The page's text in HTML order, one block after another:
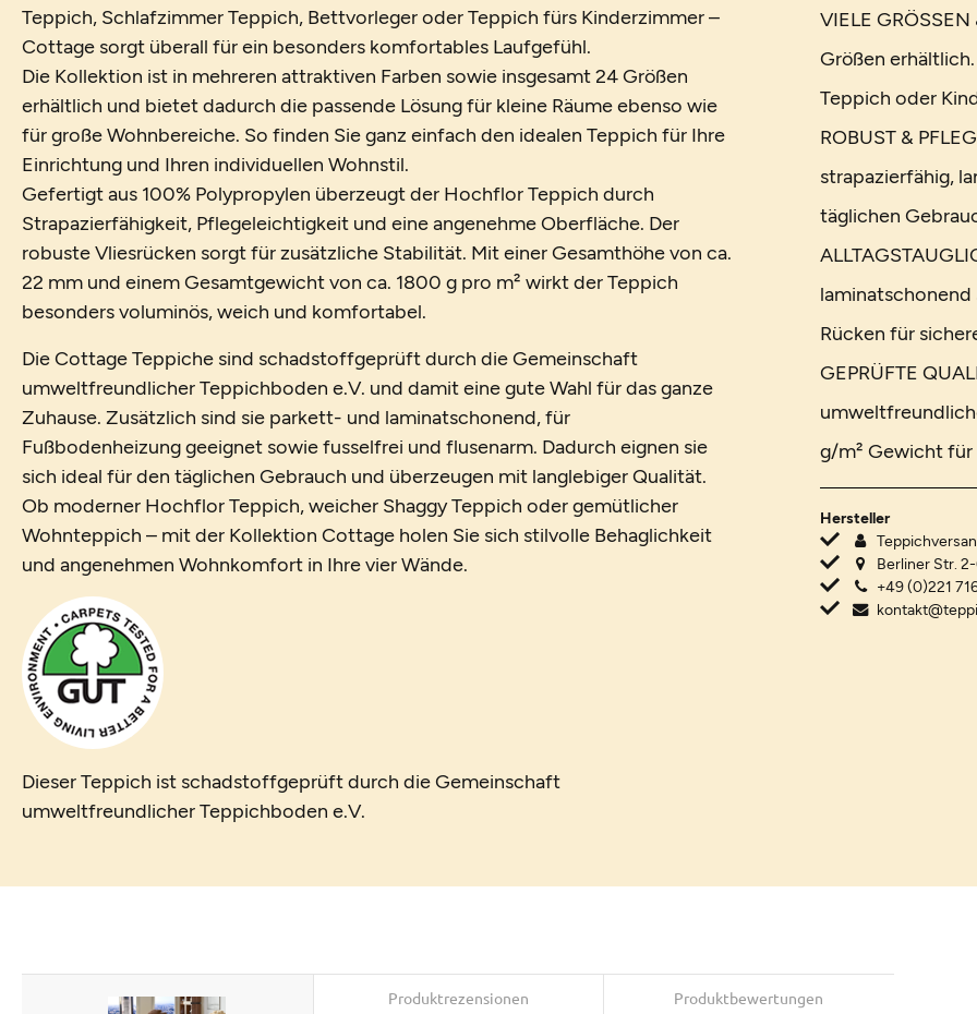
Teppich, Schlafzimmer Teppich, Bettvorleger oder Teppich fürs Kinderzimmer –
Cottage sorgt überall für ein besonders komfortables Laufgefühl.
Die Kollektion ist in mehreren attraktiven Farben sowie insgesamt 24 Größen
erhältlich und bietet dadurch die passende Lösung für kleine Räume ebenso wie
für große Wohnbereiche. So finden Sie ganz einfach den idealen Teppich für Ihre
Einrichtung und Ihren individuellen Wohnstil.
Gefertigt aus 100% Polypropylen überzeugt der Hochflor Teppich durch
Strapazierfähigkeit, Pflegeleichtigkeit und eine angenehme Oberfläche. Der
robuste Vliesrücken sorgt für zusätzliche Stabilität. Mit einer Gesamthöhe von ca.
22 mm und einem Gesamtgewicht von ca. 1800 g pro m² wirkt der Teppich
besonders voluminös, weich und komfortabel.
Die Cottage Teppiche sind schadstoffgeprüft durch die Gemeinschaft
umweltfreundlicher Teppichboden e.V. und damit eine gute Wahl für das ganze
Zuhause. Zusätzlich sind sie parkett- und laminatschonend, für
Fußbodenheizung geeignet sowie fusselfrei und flusenarm. Dadurch eignen sie
sich ideal für den täglichen Gebrauch und überzeugen mit langlebiger Qualität.
Ob moderner Hochflor Teppich, weicher Shaggy Teppich oder gemütlicher
Wohnteppich – mit der Kollektion Cottage holen Sie sich stilvolle Behaglichkeit
und angenehmen Wohnkomfort in Ihre vier Wände.
Dieser Teppich ist schadstoffgeprüft durch die Gemeinschaft
umweltfreundlicher Teppichboden e.V.
VIELE
Größen
Teppich oder
ROBUST &
strapazierfähig,
täglichen
Rücken für
GEPRÜFTE
g/m² Gewicht
Hersteller
Berliner Str.
+49 (0)221
Produktrezensionen Produktbewertungen